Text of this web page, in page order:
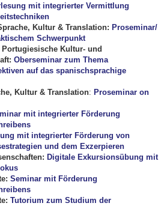
mit integrierter Vermittlung
Kultur & Translation: Proseminar/
Schwerpunkt
Kultur- und
Oberseminar zum Thema
auf das spanischsprachige
Kultur & Translation:Proseminar on
mit integrierter Förderung
mit integrierter Förderung von
und dem Exzerpieren
Digitale Exkursionsübung mit
Seminar mit Förderung
Tutorium zum Studium der